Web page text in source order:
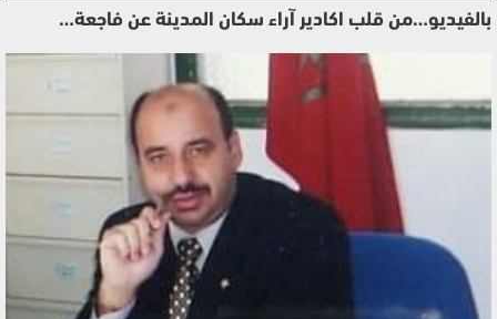
بالفيديو…من قلب اكادير آراء سكان المدينة عن فاجعة…